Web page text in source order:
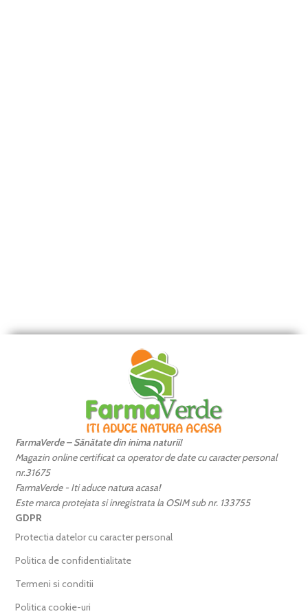
FarmaVerde – Sănătate din inima naturii!
Magazin online certificat ca operator de date cu caracter personal
nr.31675
FarmaVerde - Iti aduce natura acasa!
Este marca protejata si inregistrata la OSIM sub nr. 133755
GDPR
Protectia datelor cu caracter personal
Politica de confidentialitate
Termeni si conditii
Politica cookie-uri